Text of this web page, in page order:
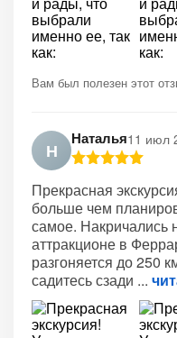
Вам был полезен этот
Н
Наталья11 июл
Прекрасная
больше чем
самое. Накричались
аттракционе в
разгоняется до 250
садитесь сзади